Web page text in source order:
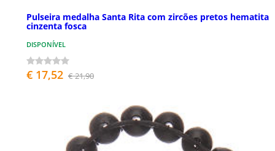
Pulseira medalha Santa Rita com zircões pretos hematita
cinzenta fosca
DISPONÍVEL
€ 17,52 € 21,90